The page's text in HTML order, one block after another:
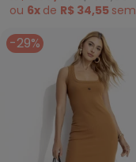
ou 6x de R$ 34,55 sem
-29%